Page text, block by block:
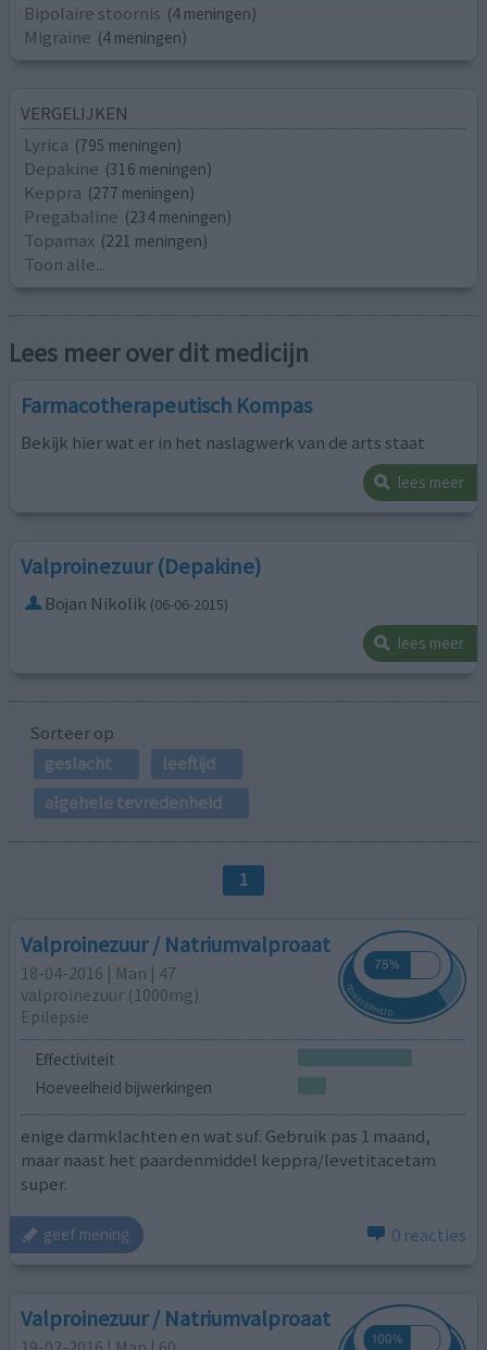
Bipolaire stoornis (4 meningen)
Migraine (4 meningen)
VERGELIJKEN
Lyrica (795 meningen)
Depakine (316 meningen)
Keppra (277 meningen)
Pregabaline (234 meningen)
Topamax (221 meningen)
Toon alle...
Lees meer over dit medicijn
Farmacotherapeutisch Kompas
Bekijk hier wat er in het naslagwerk van de arts staat
lees meer
Valproinezuur (Depakine)
Bojan Nikolik (06-06-2015)
lees meer
Sorteer op
geslacht
leeftijd
algehele tevredenheid
1
Valproinezuur / Natriumvalproaat
18-04-2016 | Man | 47
valproinezuur (1000mg)
Epilepsie
Effectiviteit
Hoeveelheid bijwerkingen
enige darmklachten en wat suf. Gebruik pas 1 maand,
maar naast het paardenmiddel keppra/levetitacetam
super.
geef mening 0 reacties
Valproinezuur / Natriumvalproaat